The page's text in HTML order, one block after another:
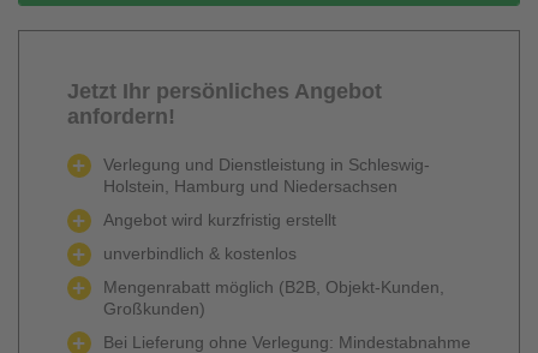
Jetzt Ihr persönliches Angebot
anfordern!
Verlegung und Dienstleistung in Schleswig-
Holstein, Hamburg und Niedersachsen
Angebot wird kurzfristig erstellt
unverbindlich & kostenlos
Mengenrabatt möglich (B2B, Objekt-Kunden,
Großkunden)
Bei Lieferung ohne Verlegung: Mindestabnahme